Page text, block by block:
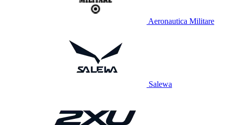
Aeronautica Militare
Salewa